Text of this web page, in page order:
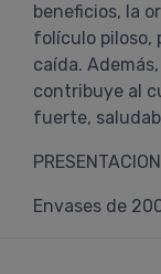
beneficios, la
folículo piloso,
caída.
contribuye al
fuerte,
Envases de